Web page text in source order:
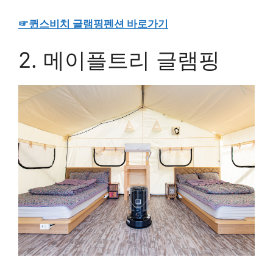
☞퀸스비치 글램핑펜션 바로가기
2. 메이플트리 글램핑